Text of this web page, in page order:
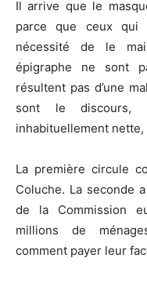
Il arrive que le
parce que ceux
nécessité de le
épigraphe ne sont
résultent pas d’une
sont le discours,
inhabituellement
La première circule
Coluche. La seconde
de la Commission
millions de
comment payer leur